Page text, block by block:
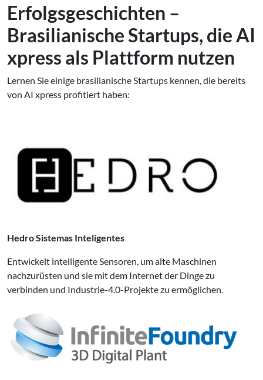
Erfolgsgeschichten –
Brasilianische Startups, die AI
xpress als Plattform nutzen
Lernen Sie einige brasilianische Startups kennen, die bereits
von AI xpress profitiert haben:
Hedro Sistemas Inteligentes
Entwickelt intelligente Sensoren, um alte Maschinen
nachzurüsten und sie mit dem Internet der Dinge zu
verbinden und Industrie-4.0-Projekte zu ermöglichen.